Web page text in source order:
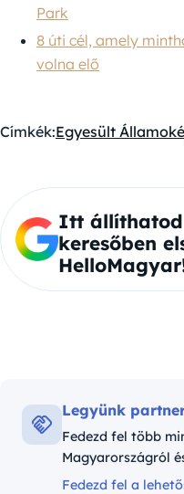
Park
8 úti cél, amely
volna elő
Címkék:Egyesült Államok
Itt állíthatod
keresőben
Legyünk
Fedezd fel több
Magyarországról
Fedezd fel a